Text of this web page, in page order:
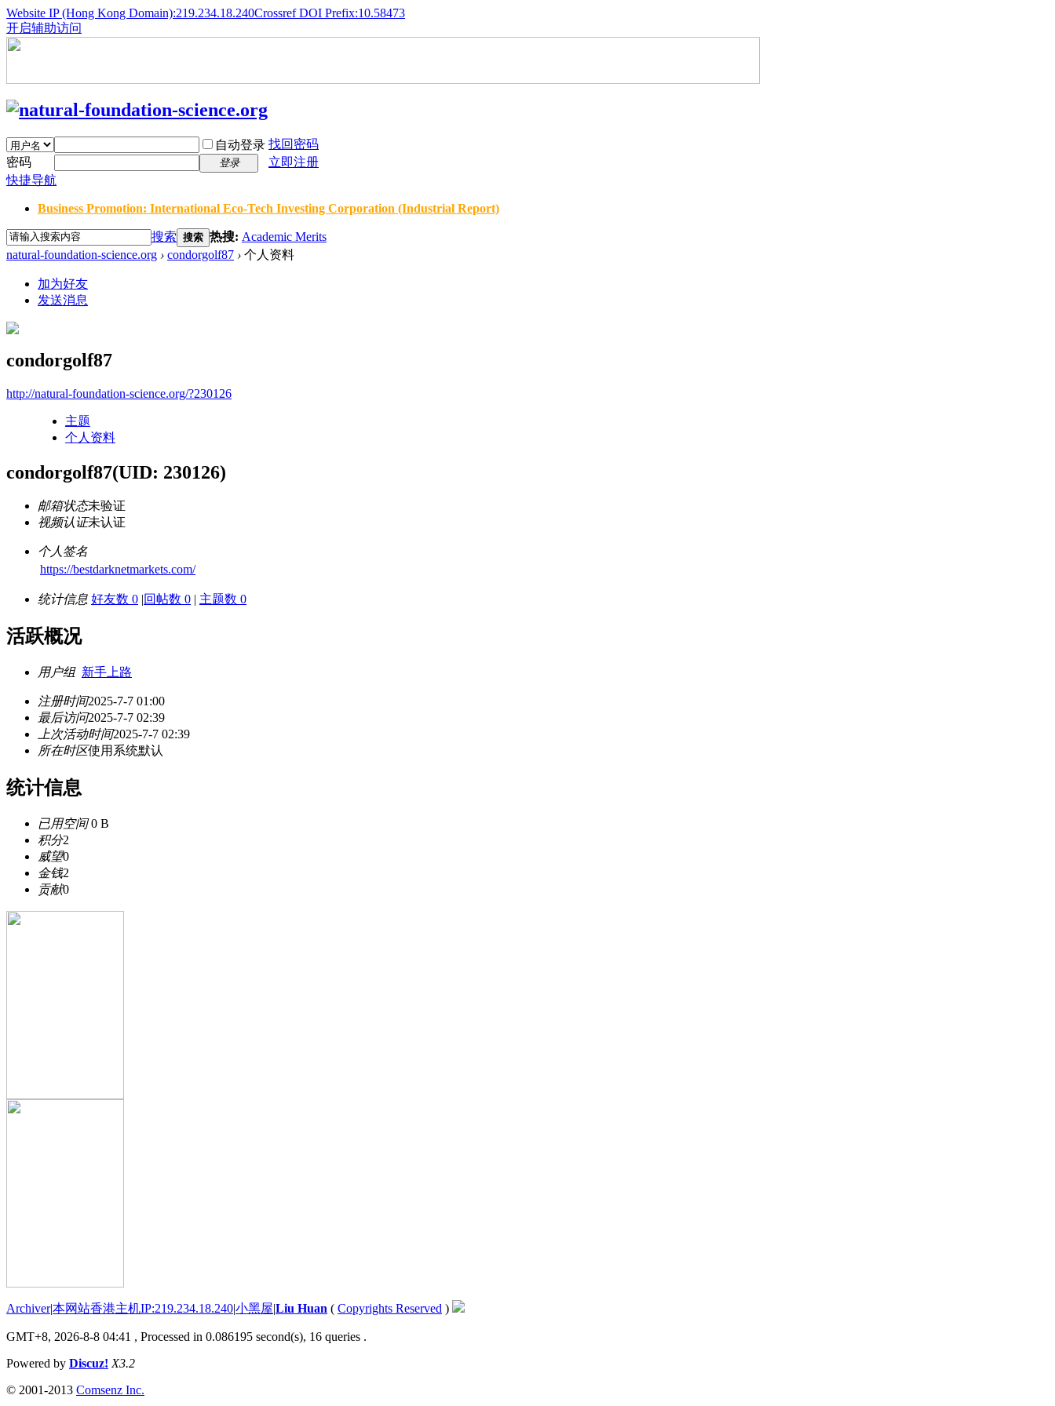
Website IP (Hong Kong Domain):219.234.18.240Crossref DOI Prefix:10.58473
开启辅助访问
自动登录 找回密码
密码
登录
立即注册
快捷导航
Business Promotion: International Eco-Tech Investing Corporation (Industrial Report)
搜索 搜索 热搜: Academic Merits
natural-foundation-science.org › condorgolf87 › 个人资料
加为好友
发送消息
condorgolf87
http://natural-foundation-science.org/?230126
主题
个人资料
condorgolf87(UID: 230126)
邮箱状态未验证
视频认证未认证
个人签名
https://bestdarknetmarkets.com/
统计信息 好友数 0 |回帖数 0 | 主题数 0
活跃概况
用户组 新手上路
注册时间2025-7-7 01:00
最后访问2025-7-7 02:39
上次活动时间2025-7-7 02:39
所在时区使用系统默认
统计信息
已用空间0 B
积分2
威望0
金钱2
贡献0
Archiver|本网站香港主机IP:219.234.18.240|小黑屋|Liu Huan ( Copyrights Reserved )
GMT+8, 2026-8-8 04:41 , Processed in 0.086195 second(s), 16 queries .
Powered by Discuz! X3.2
© 2001-2013 Comsenz Inc.